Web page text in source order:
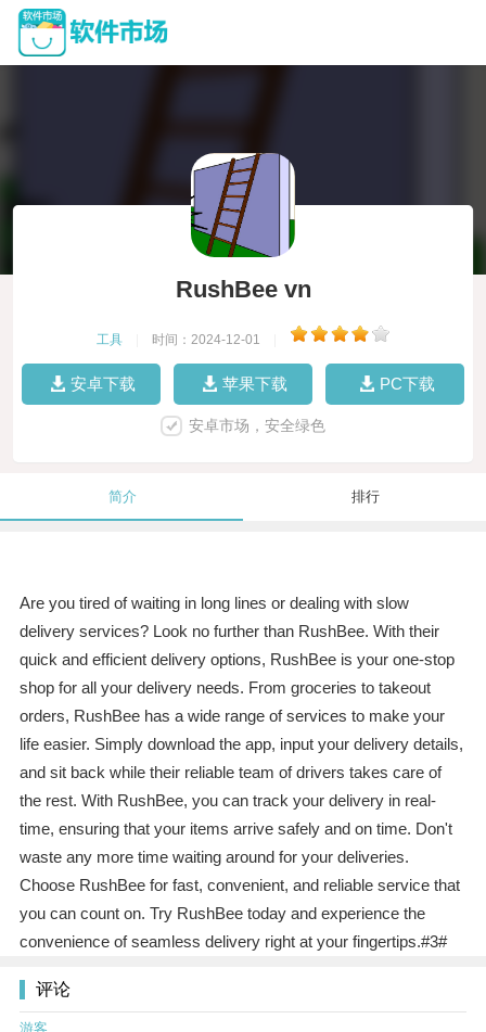
RushBee vn
工具 时间：2024-12-01
安卓下载 苹果下载 PC下载
安卓市场，安全绿色
简介 排行
Are you tired of waiting in long lines or dealing with slow
delivery services? Look no further than RushBee. With their
quick and efficient delivery options, RushBee is your one-stop
shop for all your delivery needs. From groceries to takeout
orders, RushBee has a wide range of services to make your
life easier. Simply download the app, input your delivery details,
and sit back while their reliable team of drivers takes care of
the rest. With RushBee, you can track your delivery in real-
time, ensuring that your items arrive safely and on time. Don't
waste any more time waiting around for your deliveries.
Choose RushBee for fast, convenient, and reliable service that
you can count on. Try RushBee today and experience the
convenience of seamless delivery right at your fingertips.#3#
评论
游客